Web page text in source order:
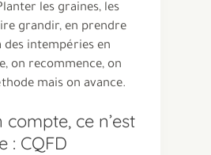
les graines, les
grandir, en prendre
des intempéries en
on recommence, on
mais on avance.
compte, ce n’est
: CQFD